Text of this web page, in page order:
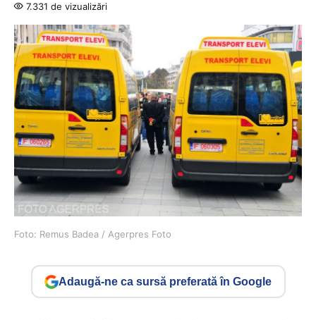
7.331 de vizualizări
Foto: Remus Badea / Agerpres Foto
Adaugă-ne ca sursă preferată în Google